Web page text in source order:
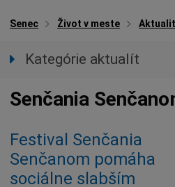
Senec Život v meste
Kategórie aktualít
Spravodajstvo
Kultúra
Ocenenia
Dotácie
Senčania
Festival Senčania
Senčanom pomáha
sociálne slabším